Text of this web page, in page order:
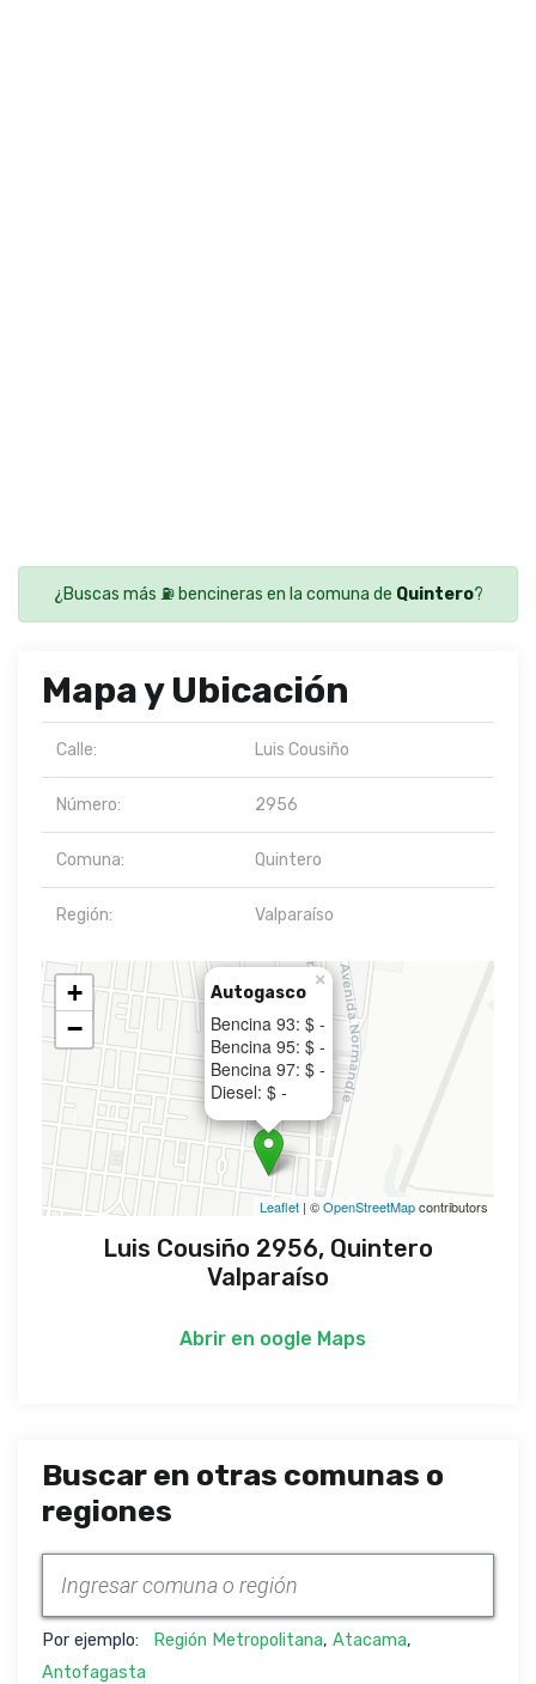
¿Buscas más ⛽ bencineras en la comuna de Quintero?
Mapa y Ubicación
Calle: Luis Cousiño
Número: 2956
Comuna: Quintero
Región: Valparaíso
Autogasco
Bencina 93: $ -
Bencina 95: $ -
Bencina 97: $ -
Diesel: $ -
×
+
−
Leaflet | ©OpenStreetMapcontributors
Luis Cousiño 2956, Quintero
Valparaíso
Abrir en oogle Maps
Buscar en otras comunas o
regiones
Por ejemplo: Región Metropolitana, Atacama,
Antofagasta